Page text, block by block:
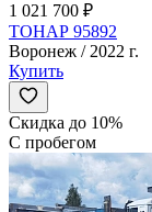
1 021 700 ₽
ТОНАР 95892
Воронеж / 2022 г.
Купить
Скидка до 10%
С пробегом